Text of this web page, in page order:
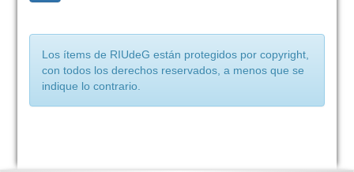
Los ítems de RIUdeG están protegidos por copyright,
con todos los derechos reservados, a menos que se
indique lo contrario.